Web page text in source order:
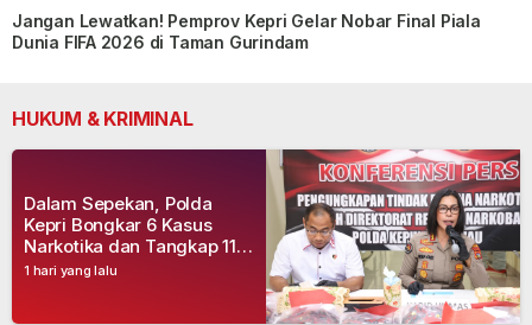
Jangan Lewatkan! Pemprov Kepri Gelar Nobar Final Piala
Dunia FIFA 2026 di Taman Gurindam
HUKUM & KRIMINAL
1 hari yang lalu
Dalam Sepekan, Polda
Kepri Bongkar 6 Kasus
Narkotika dan Tangkap 11
Tersangka